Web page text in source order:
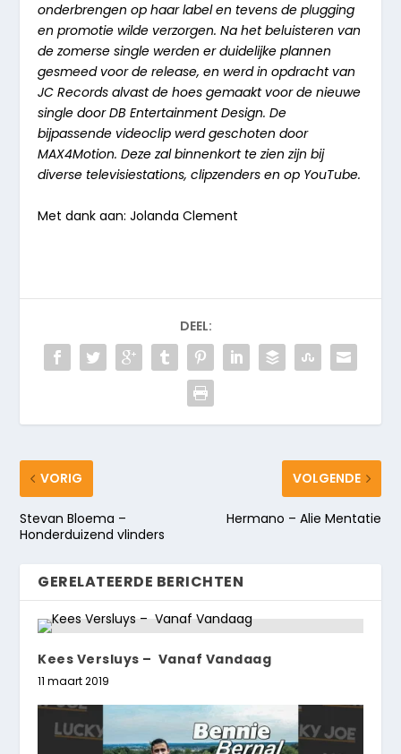
onderbrengen op haar label en tevens de plugging
en promotie wilde verzorgen. Na het beluisteren van
de zomerse single werden er duidelijke plannen
gesmeed voor de release, en werd in opdracht van
JC Records alvast de hoes gemaakt voor de nieuwe
single door DB Entertainment Design. De
bijpassende videoclip werd geschoten door
MAX4Motion. Deze zal binnenkort te zien zijn bij
diverse televisiestations, clipzenders en op YouTube.
Met dank aan: Jolanda Clement
DEEL:
VORIG
Stevan Bloema –
Honderduizend vlinders
VOLGENDE
Hermano – Alie Mentatie
GERELATEERDE BERICHTEN
Kees Versluys – Vanaf Vandaag
11 maart 2019